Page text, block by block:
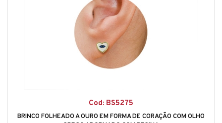
Cod: BS5275
BRINCO FOLHEADO A OURO EM FORMA DE CORAÇÃO COM OLHO